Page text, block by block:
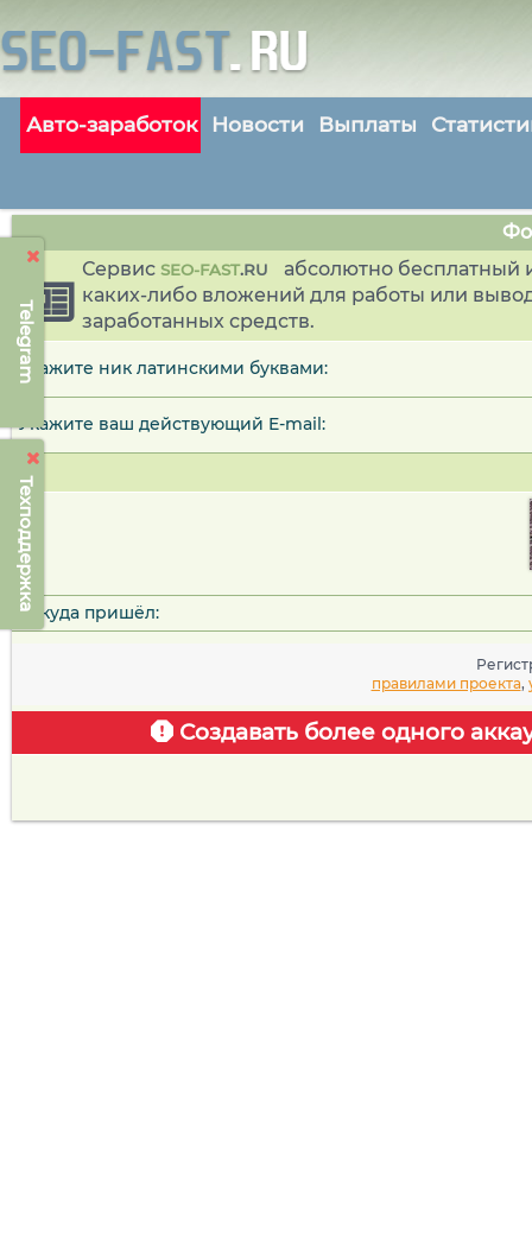
Telegram
Техподдержка
Авто-заработок Новости Выплаты
Сервис SEO-FAST.RU
абсолютно бесплатный
каких-либо вложений для работы или
заработанных средств.
Укажите ник латинскими буквами:
Укажите ваш действующий E-mail:
Откуда пришёл:
правилами проекта,
Создавать более одного